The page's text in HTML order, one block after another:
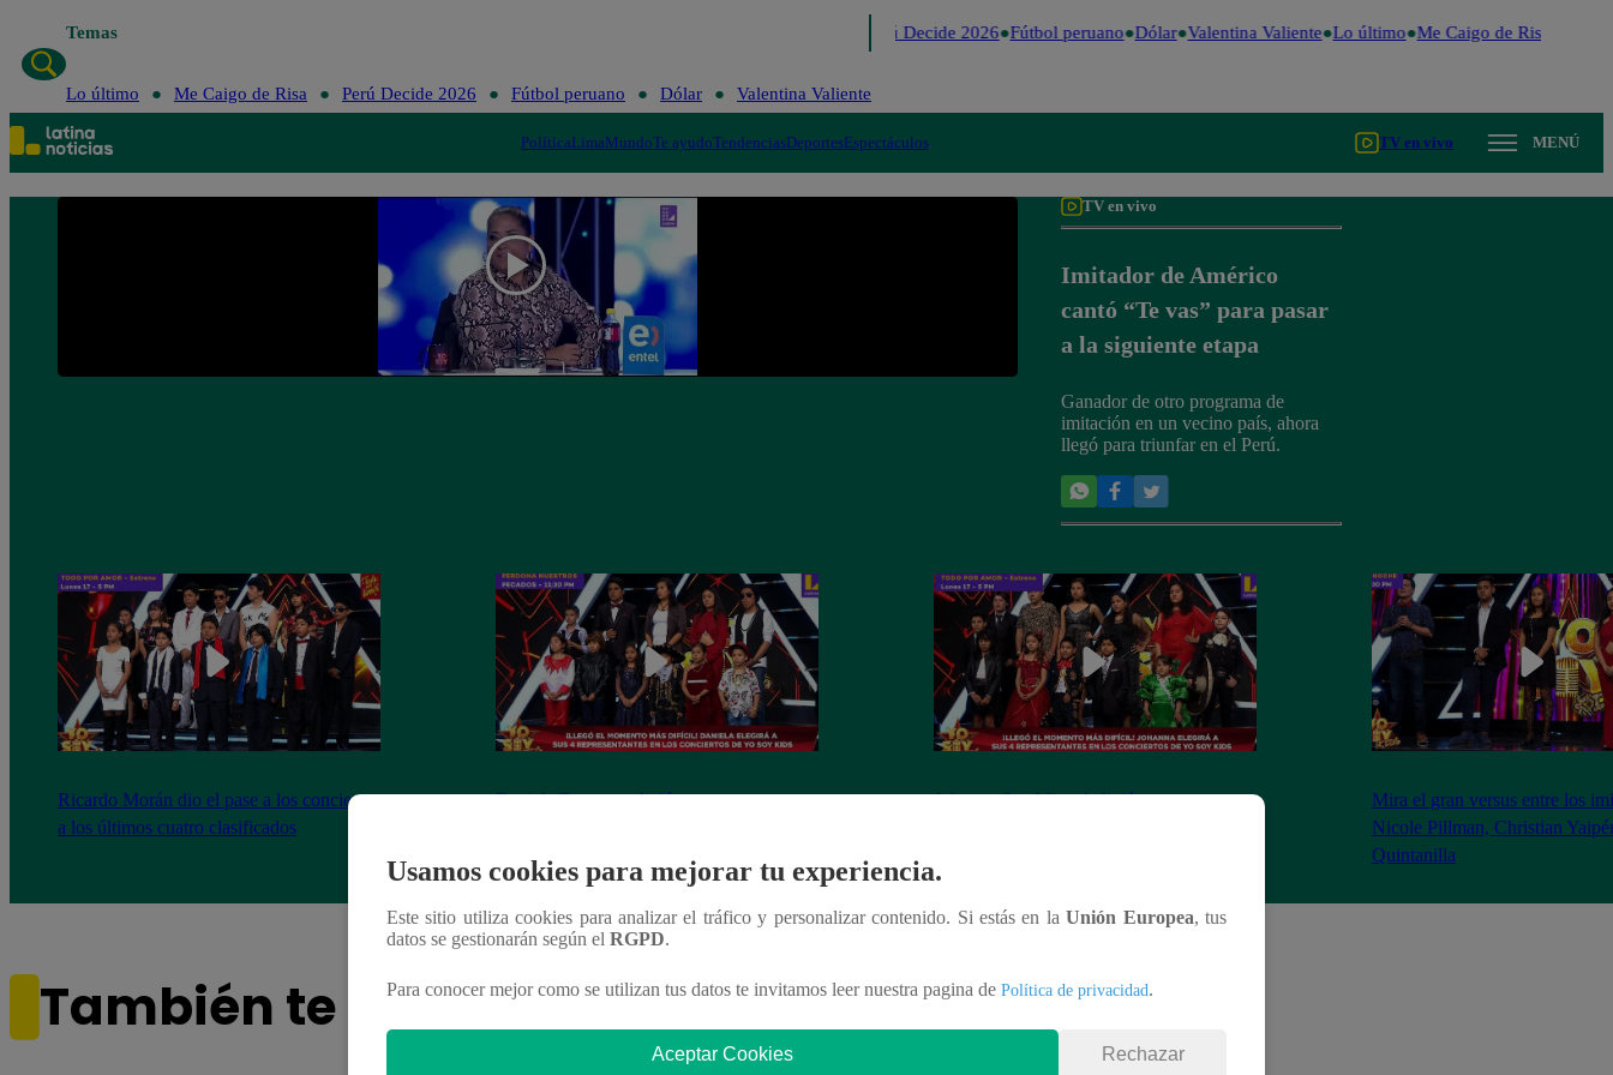
Temas Perú Decide 2026 Fútbol peruano Dólar Valentina Valiente Lo último Me Caigo de Risa
Lo último Me Caigo de Risa Perú Decide 2026 Fútbol peruano Dólar Valentina Valiente
PolíticaLimaMundoTe ayudoTendenciasDeportesEspectáculos TV en vivo MENÚ
TV en vivo
Imitador de Américo
cantó “Te vas” para pasar
a la siguiente etapa
Ganador de otro programa de
imitación en un vecino país, ahora
llegó para triunfar en el Perú.
Ricardo Morán dio el pase a los conciertos
a los últimos cuatro clasificados
Daniela Darcourt eligió a otros cuatro
Johanna San Miguel eligió a cuatro
Mira el gran versus entre los
Nicole Pillman, Christian
Quintanilla
También te puede interesar
Usamos cookies para mejorar tu experiencia.
Este sitio utiliza cookies para analizar el tráfico y personalizar contenido. Si estás en laUnión Europea, tus
datos se gestionarán según el RGPD.
Para conocer mejor como se utilizan tus datos te invitamos leer nuestra pagina de Política de privacidad.
Aceptar Cookies Rechazar